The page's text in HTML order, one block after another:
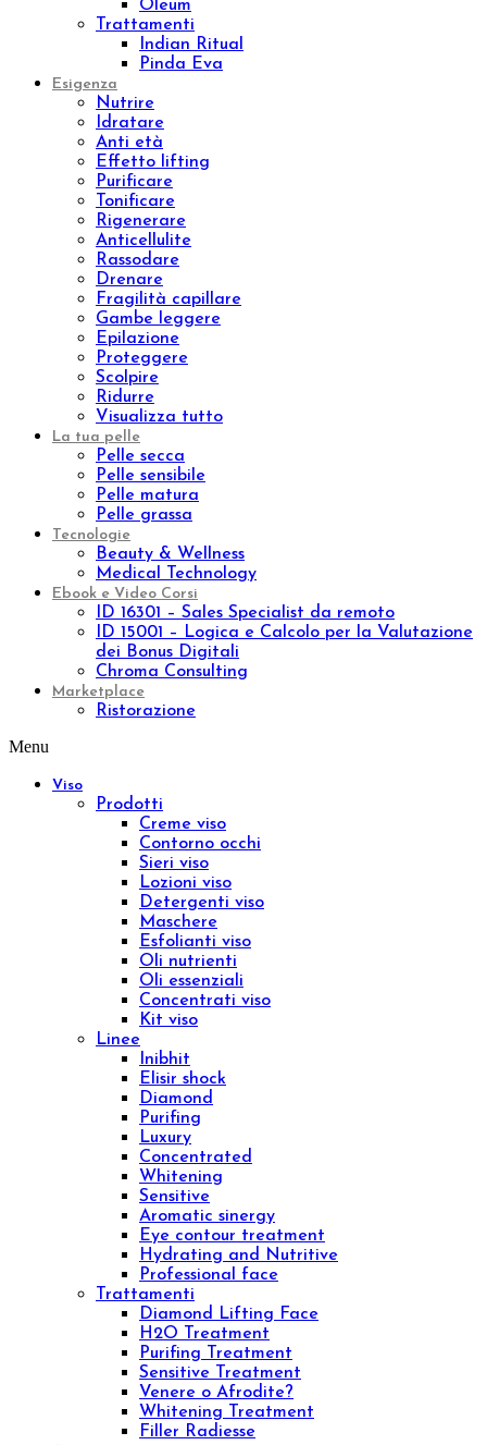
Osmo
Aromatic natural oil
Aromatic sinergy
Dust
Concentrated
Wrap remodeling
Slim
Trattamenti
Brossage H2O
Lissaggio
Sculpture Wrap
Wrap Dren Massage
Velashape
Carbossiterapia
Epilazione laser ad Alessandrite
Benessere
Prodotti
Integratori
Aromaterapia
Kit
Linee
Aromatic natural oil
Aromatic sinergy
Oleum
Trattamenti
Indian Ritual
Esigenza
Nutrire
Idratare
Anti età
Effetto lifting
Purificare
Tonificare
Rigenerare
Anticellulite
Gambe leggere
Epilazione
Proteggere
Scolpire
Ridurre
Visualizza tutto
La tua pelle
Pelle secca
Pelle sensibile
Pelle matura
Pelle grassa
Tecnologie
Beauty & Wellness
Medical Technology
Ebook e Video Corsi
ID 16301 – Sales Specialist da remoto
ID 15001 – Logica e Calcolo per la Valutazione
dei Bonus Digitali
Chroma Consulting
Marketplace
Ristorazione
Prodotti
Creme viso
Contorno occhi
Sieri viso
Lozioni viso
Detergenti viso
Maschere
Esfolianti viso
Oli nutrienti